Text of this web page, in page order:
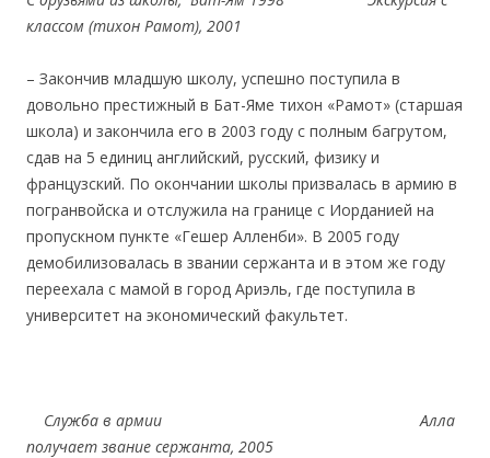
классом (тихон Рамот), 2001
– Закончив младшую школу, успешно поступила в
довольно престижный в Бат-Яме тихон «Рамот» (старшая
школа) и закончила его в 2003 году с полным багрутом,
сдав на 5 единиц английский, русский, физику и
французский. По окончании школы призвалась в армию в
погранвойска и отслужила на границе с Иорданией на
пропускном пункте «Гешер Алленби». В 2005 году
демобилизовалась в звании сержанта и в этом же году
переехала с мамой в город Ариэль, где поступила в
университет на экономический факультет.
Служба в армии Алла
получает звание сержанта, 2005